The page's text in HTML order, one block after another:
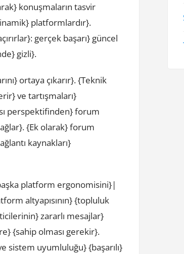
konuşmaların tasvir
platformlardır}.
gerçek başarı} güncel
gizli}.
ortaya çıkarır}. {Teknik
ve tartışmaları}
perspektifinden} forum
{Ek olarak} forum
kaynakları}
platform ergonomisini}|
altyapısının} {topluluk
zararlı mesajlar}
{sahip olması gerekir}.
sistem uyumluluğu} {başarılı}